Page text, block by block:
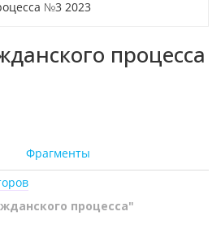
процесса
Фрагменты
процесса"